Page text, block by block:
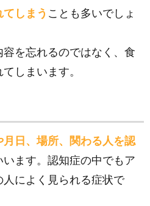
しまう ことも多いでしょ
を忘れるのではなく、食
しまいます。
月日、場所、関わる人を認
います。認知症の中でもア
によく見られる症状で